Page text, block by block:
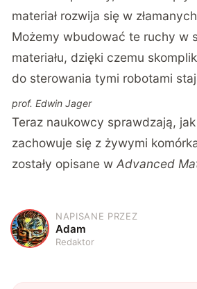
materiał rozwija się w
Możemy wbudować te ruchy w
materiału, dzięki czemu
do sterowania tymi robotami
prof. Edwin Jager
Teraz naukowcy sprawdzają,
zachowuje się z żywymi
zostały opisane wAdvanced
A
NAPISANE PRZEZ
Adam
Redaktor